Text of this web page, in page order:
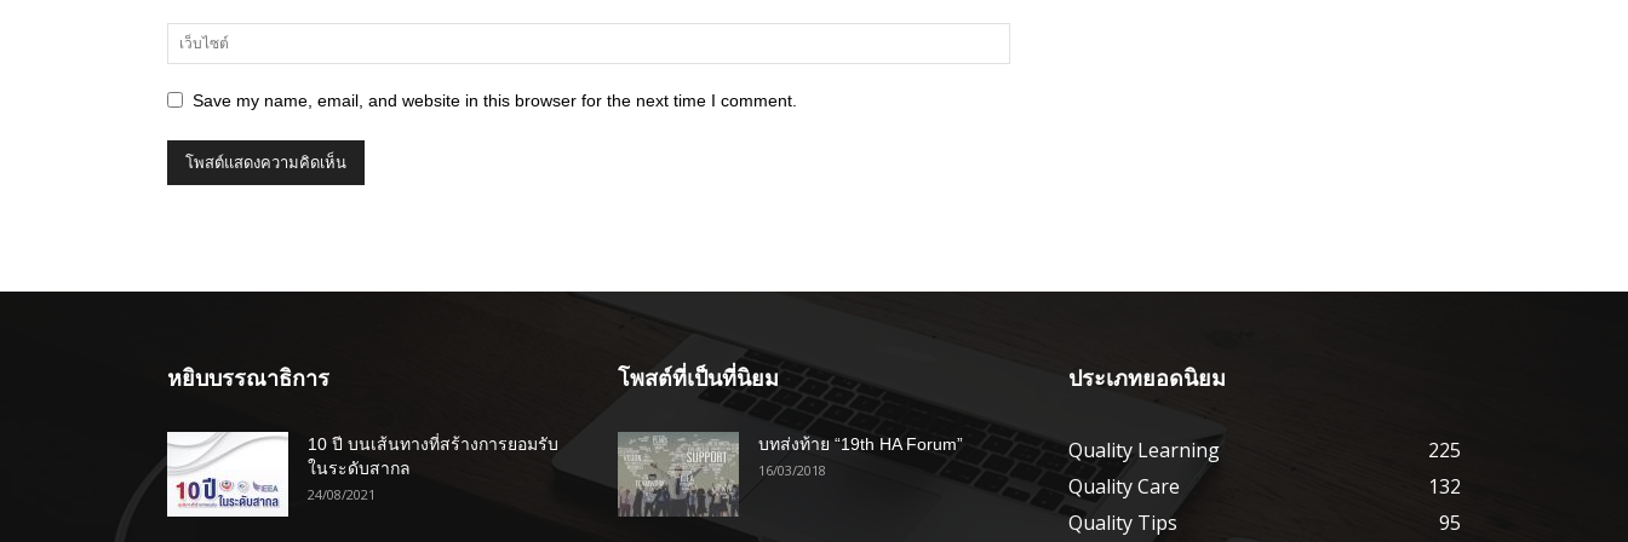
Save my name, email, and website in this browser for the next time I comment.
หยิบบรรณาธิการ
10 ปี บนเส้นทางที่สร้างการยอมรับ
ในระดับสากล
24/08/2021
โพสต์ที่เป็นที่นิยม
บทส่งท้าย “19th HA Forum”
16/03/2018
ประเภทยอดนิยม
Quality Learning
225
Quality Care
132
Quality Tips
95